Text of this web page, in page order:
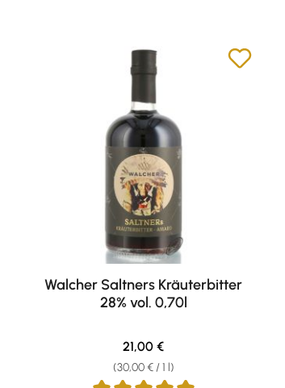
Walcher Saltners Kräuterbitter
28% vol. 0,70l
(30,00 € / 1 l)
Regular price:
21,00 €